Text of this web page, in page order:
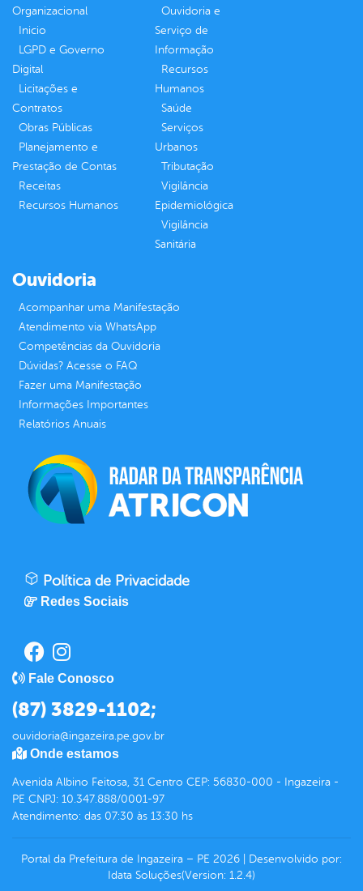
Organizacional
Inicio
LGPD e Governo
Digital
Licitações e
Contratos
Obras Públicas
Planejamento e
Prestação de Contas
Receitas
Recursos Humanos
Ouvidoria e
Serviço de
Informação
Recursos
Humanos
Saúde
Serviços
Urbanos
Tributação
Vigilância
Epidemiológica
Vigilância
Sanitária
Ouvidoria
Acompanhar uma Manifestação
Atendimento via WhatsApp
Competências da Ouvidoria
Dúvidas? Acesse o FAQ
Fazer uma Manifestação
Informações Importantes
Relatórios Anuais
Política de Privacidade
Redes Sociais
Fale Conosco
(87) 3829-1102;
ouvidoria@ingazeira.pe.gov.br
Onde estamos
Avenida Albino Feitosa, 31 Centro CEP: 56830-000 - Ingazeira -
PE CNPJ: 10.347.888/0001-97
Atendimento: das 07:30 às 13:30 hs
Portal da Prefeitura de Ingazeira – PE 2026
Desenvolvido por:
Idata Soluções(Version: 1.2.4)